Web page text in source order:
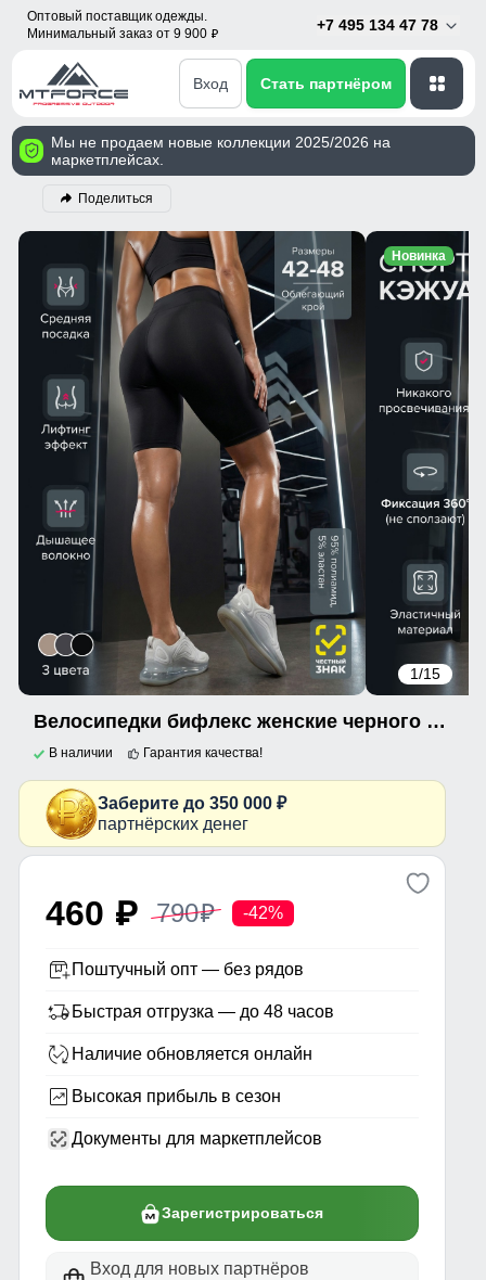
Оптовый поставщик одежды.
Минимальный заказ от 9 900 p
+7 495 134 47 78
Вход Стать партнёром
Мы не продаем новые коллекции 2025/2026 на
маркетплейсах.
Поделиться
1/15
Новинка
Велосипедки бифлекс женские черного цвета 309_1Ch
В наличии Гарантия качества!
Заберите до 350 000 ₽
партнёрских денег
460 p 790p -42%
Поштучный опт — без рядов
Быстрая отгрузка — до 48 часов
Наличие обновляется онлайн
Высокая прибыль в сезон
Документы для маркетплейсов
Зарегистрироваться
Вход для новых партнёров